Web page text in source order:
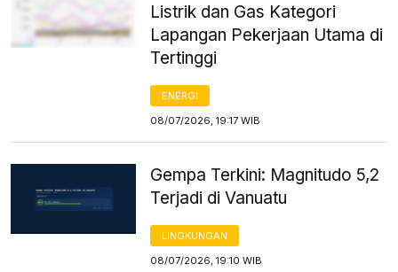
Listrik dan Gas Kategori
Lapangan Pekerjaan Utama di
Tertinggi
ENERGI
08/07/2026, 19:17 WIB
Gempa Terkini: Magnitudo 5,2
Terjadi di Vanuatu
LINGKUNGAN
08/07/2026, 19:10 WIB